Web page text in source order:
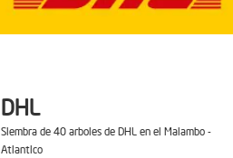
DHL
Siembra de 40 arboles de DHL en el Malambo -
Atlantico